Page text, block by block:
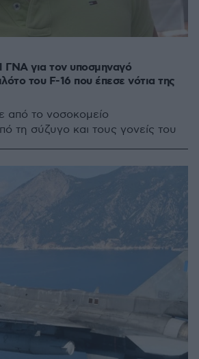
ΓΝΑ για τον υποσμηναγό
του F-16 που έπεσε νότια της
από το νοσοκομείο
τη σύζυγο και τους γονείς του